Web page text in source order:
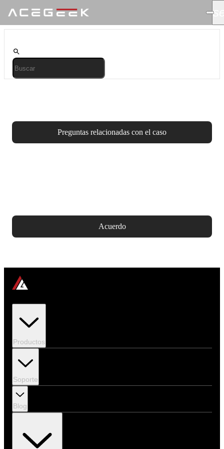
Preguntas relacionadas con el caso
Acuerdo
Productos
Soporte
Blog